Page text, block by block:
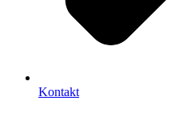
Kontakt